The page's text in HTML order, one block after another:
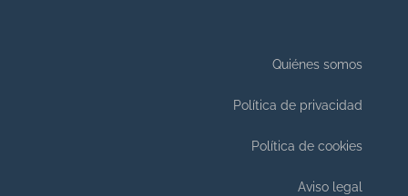
Quiénes somos
Política de privacidad
Política de cookies
Aviso legal